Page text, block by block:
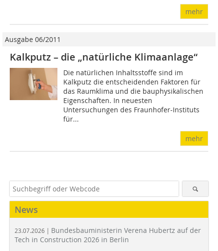
mehr
Ausgabe 06/2011
Kalkputz – die „natürliche Klimaanlage“
Die natürlichen Inhaltsstoffe sind im
Kalkputz die entscheidenden Faktoren für
das Raumklima und die bauphysikalischen
Eigenschaften. In neuesten
Untersuchungen des Fraunhofer-Instituts
für...
mehr
News
23.07.2026 | Bundesbauministerin Verena Hubertz auf der
Tech in Construction 2026 in Berlin